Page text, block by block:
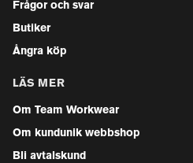
Frågor och svar
Butiker
Ångra köp
LÄS MER
Om Team Workwear
Om kundunik webbshop
Bli avtalskund